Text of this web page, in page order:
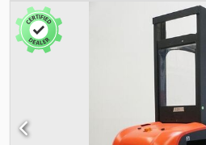
tensão da bateria:
, largura do
comprimento do garfo:
1 150 mm,
total:1 620 mm , comprimento total:2
eletricidade
veicular REMA 160A - Troca lateral
560 - 1150 mm - Controle de acesso:
carga lateral dir./esq. - Equipamento
livre - Sem guia forçada -